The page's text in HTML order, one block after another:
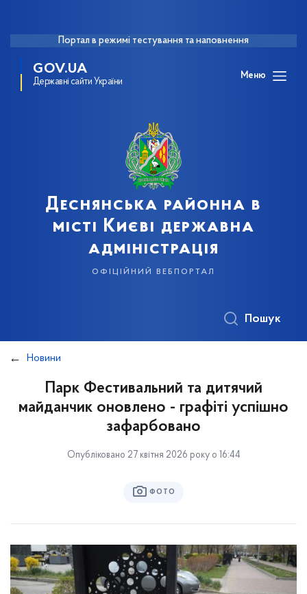
Портал в режимі тестування та наповнення
GOV.UA
Державні сайти України
Меню
Деснянська районна в
місті Києві державна
адміністрація
офіційний вебпортал
Пошук
Новини
Парк Фестивальний та дитячий
майданчик оновлено - графіті успішно
зафарбовано
Опубліковано 27 квітня 2026 року о 16:44
ФОТО